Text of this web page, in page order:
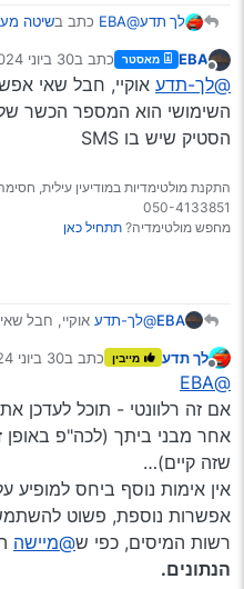
לך תדע@EBA כתב בשיטה
איך הם יודעים שזה
טלפון?
לפי הטלפון בלבד.
אם תוסיף את
החבילות.
בהצלחה.
ולראיה בעלמא:
מנותק
EBA מאסטר כתב ב30 ביוני 2024, 21:15
נערך לאחרונה על
@לך-תדע אוקיי, חבל שאי
השימושי הוא המספר הכשר
הסטיק שיש בו SMS
התקנת מולטימדיות במודיעין עילית,
050-4133851
מחפש מולטימדיה? תתחיל כאן
EBA@לך-תדע אוקיי, חבל
הסטיק שיש בו SMS
מנותק
לך תדע מייבין כתב ב30 ביוני 2024, 21:17
נערך לאחרונה
@EBA
אם זה רלוונטי - תוכל לעדכן
אחר מבני ביתך (לכה"פ באופן
שזה קיים)…
אין אימות נוסף ביחס למופיע
אפשרות נוספת, פשוט
רשות המיסים, כפי ש@מיישה
הנתונים.